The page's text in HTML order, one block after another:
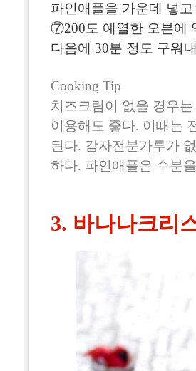
파인애플을 가운데 넣
⑦200도 예열한 오븐에
다음에 30분 정도 구워
Cooking Tip
치즈크림이 없을 경우
이용해도 좋다. 이때는
된다. 감자전분가루가
하다. 파인애플은 수분
3. 바나나크리